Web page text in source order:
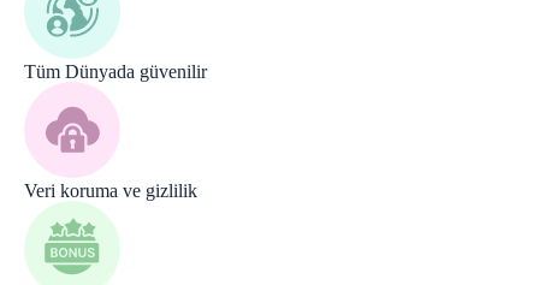
Tüm Dünyada güvenilir
Veri koruma ve gizlilik